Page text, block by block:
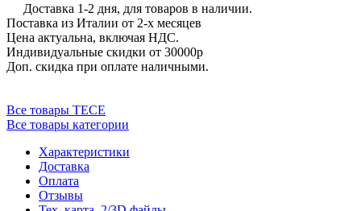
Доставка 1-2 дня, для товаров в наличии.
Поставка из Италии от 2-х месяцев
Цена актуальна, включая НДС.
Индивидуальные скидки от 30000р
Доп. скидка при оплате наличными.
Все товары TECE
Все товары категории
Характеристики
Доставка
Оплата
Отзывы